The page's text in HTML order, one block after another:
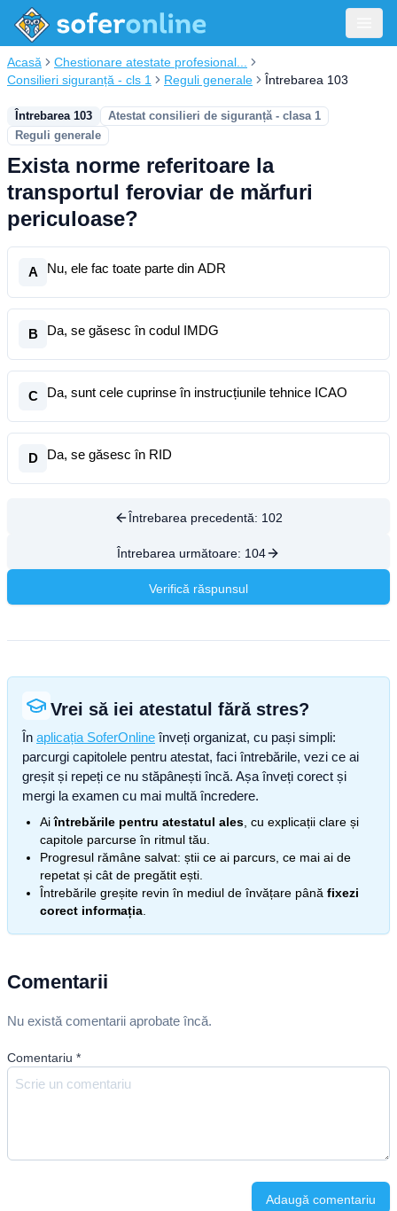
Acasă
Chestionare atestate profesional...
Consilieri siguranță - cls 1
Reguli generale Întrebarea 103
Întrebarea 103
Atestat consilieri de siguranță - clasa 1
Reguli generale
Exista norme referitoare la
transportul feroviar de mărfuri
periculoase?
A Nu, ele fac toate parte din ADR
B Da, se găsesc în codul IMDG
C Da, sunt cele cuprinse în instrucțiunile tehnice ICAO
D Da, se găsesc în RID
Întrebarea precedentă: 102
Întrebarea următoare: 104
Verifică răspunsul
Vrei să iei atestatul fără stres?
În aplicația SoferOnline înveți organizat, cu pași simpli:
parcurgi capitolele pentru atestat, faci întrebările, vezi ce ai
greșit și repeți ce nu stăpânești încă. Așa înveți corect și
mergi la examen cu mai multă încredere.
Aiîntrebările pentru atestatul ales , cu explicații clare și
capitole parcurse în ritmul tău.
Progresul rămâne salvat: știi ce ai parcurs, ce mai ai de
repetat și cât de pregătit ești.
Întrebările greșite revin în mediul de învățare până fixezi
corect informația
Comentarii
Nu există comentarii aprobate încă.
Comentariu *
Adaugă comentariu